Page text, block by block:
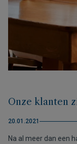
Onze klanten
20.01.2021
Na al meer dan een